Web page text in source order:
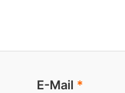
E-Mail *